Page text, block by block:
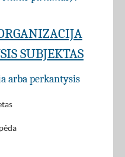
SUBJEKTAS
arba perkantysis